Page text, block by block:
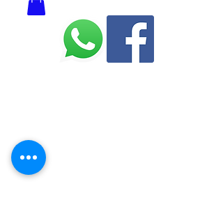
Agréments : Jarry -n°097138/2022 / La
marina -n°097142/202